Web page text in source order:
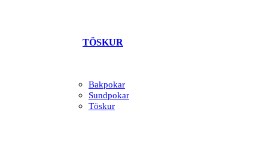
TÖSKUR
Bakpokar
Sundpokar
Töskur